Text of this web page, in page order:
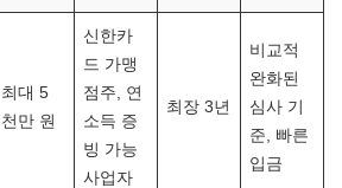
최대 5
천만 원
신한카
드 가맹
점주, 연
소득 증
빙 가능
사업자
최장 3년
비교적
완화된
심사 기
준, 빠른
입금